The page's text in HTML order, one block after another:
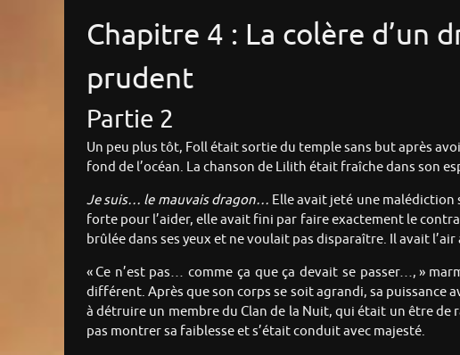
Chapitre 4 : La colère d’un
prudent
Partie 2
Un peu plus tôt, Foll était sortie du temple sans but après
fond de l’océan. La chanson de Lilith était fraîche dans son
Je suis… le mauvais dragon… Elle avait jeté une malédiction
forte pour l’aider, elle avait fini par faire exactement le
brûlée dans ses yeux et ne voulait pas disparaître. Il avait
« Ce n’est pas… comme ça que ça devait se passer…, »
différent. Après que son corps se soit agrandi, sa puissance
à détruire un membre du Clan de la Nuit, qui était un être
pas montrer sa faiblesse et s’était conduit avec majesté.